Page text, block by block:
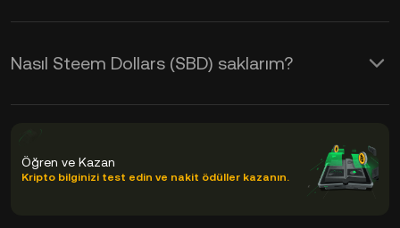
Nasıl Steem Dollars (SBD) saklarım?
Öğren ve Kazan
Kripto bilginizi test edin ve nakit ödüller kazanın.